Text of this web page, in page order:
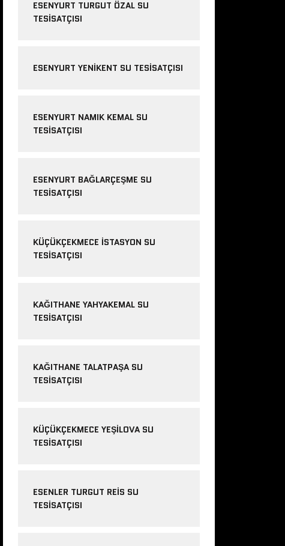
ESENYURT TURGUT ÖZAL SU
TESISATÇISI
ESENYURT YENIKENT SU TESISATÇISI
ESENYURT NAMIK KEMAL SU
TESISATÇISI
ESENYURT BAĞLARÇEŞME SU
TESISATÇISI
KÜÇÜKÇEKMECE ISTASYON SU
TESISATÇISI
KAĞITHANE YAHYAKEMAL SU
TESISATÇISI
KAĞITHANE TALATPAŞA SU
TESISATÇISI
KÜÇÜKÇEKMECE YEŞILOVA SU
TESISATÇISI
ESENLER TURGUT REIS SU
TESISATÇISI